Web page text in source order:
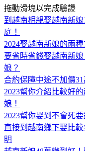
拖動滑塊以完成驗證
到越南相親娶越南新
庭！
2024娶越南新娘的兩
要省時省錢娶越南新
娘？
合約保障中途不加價
2023幫你介紹比較好
娘！
2023幫你娶到不會死
直接到越南鄉下娶比
明